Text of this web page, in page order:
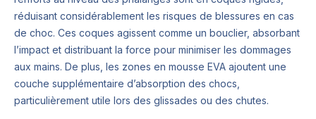
réduisant considérablement les risques de blessures en cas
de choc. Ces coques agissent comme un bouclier, absorbant
l’impact et distribuant la force pour minimiser les dommages
aux mains. De plus, les zones en mousse EVA ajoutent une
couche supplémentaire d’absorption des chocs,
particulièrement utile lors des glissades ou des chutes.